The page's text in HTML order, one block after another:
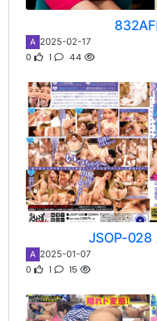
A 2025-02-17
0 1 44
JSOP-028
A 2025-01-07
0 1 15